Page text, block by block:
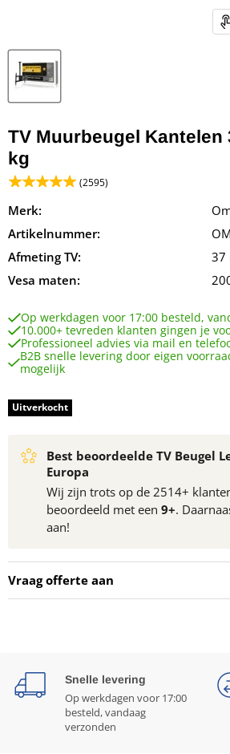
TV Muurbeugel Kantelen
kg
(2595)
Merk:
Artikelnummer:
Afmeting TV:
37
Vesa maten:
Op werkdagen voor 17:00 besteld,
10.000+ tevreden klanten gingen je
Professioneel advies via mail en
B2B snelle levering door eigen
mogelijk
Uitverkocht
Best beoordeelde TV Beugel
Europa
Wij zijn trots op de 2514+
beoordeeld met een 9+.
aan!
Vraag offerte aan
Snelle levering
Op werkdagen voor 17:00
besteld, vandaag
verzonden